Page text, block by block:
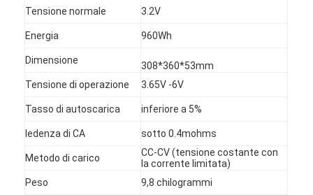
Tensione normale 3.2V
Energia 960Wh
Dimensione
308*360*53mm
Tensione di operazione
3.65V -6V
Tasso di autoscarica inferiore a 5%
Iedenza di CA sotto 0.4mohms
Metodo di carico
CC-CV (tensione costante con
la corrente limitata)
Peso
9,8 chilogrammi